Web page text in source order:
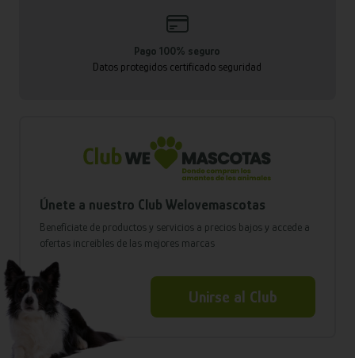
Pago 100% seguro
Datos protegidos certificado seguridad
Únete a nuestro Club Welovemascotas
Benefíciate de productos y servicios a precios bajos y accede a
ofertas increíbles de las mejores marcas
Unirse al Club